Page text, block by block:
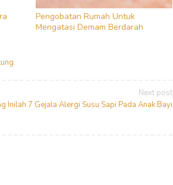
Pengobatan Rumah Untuk
Mengatasi Demam Berdarah
Next post
Inilah 7 Gejala Alergi Susu Sapi Pada Anak Bayi